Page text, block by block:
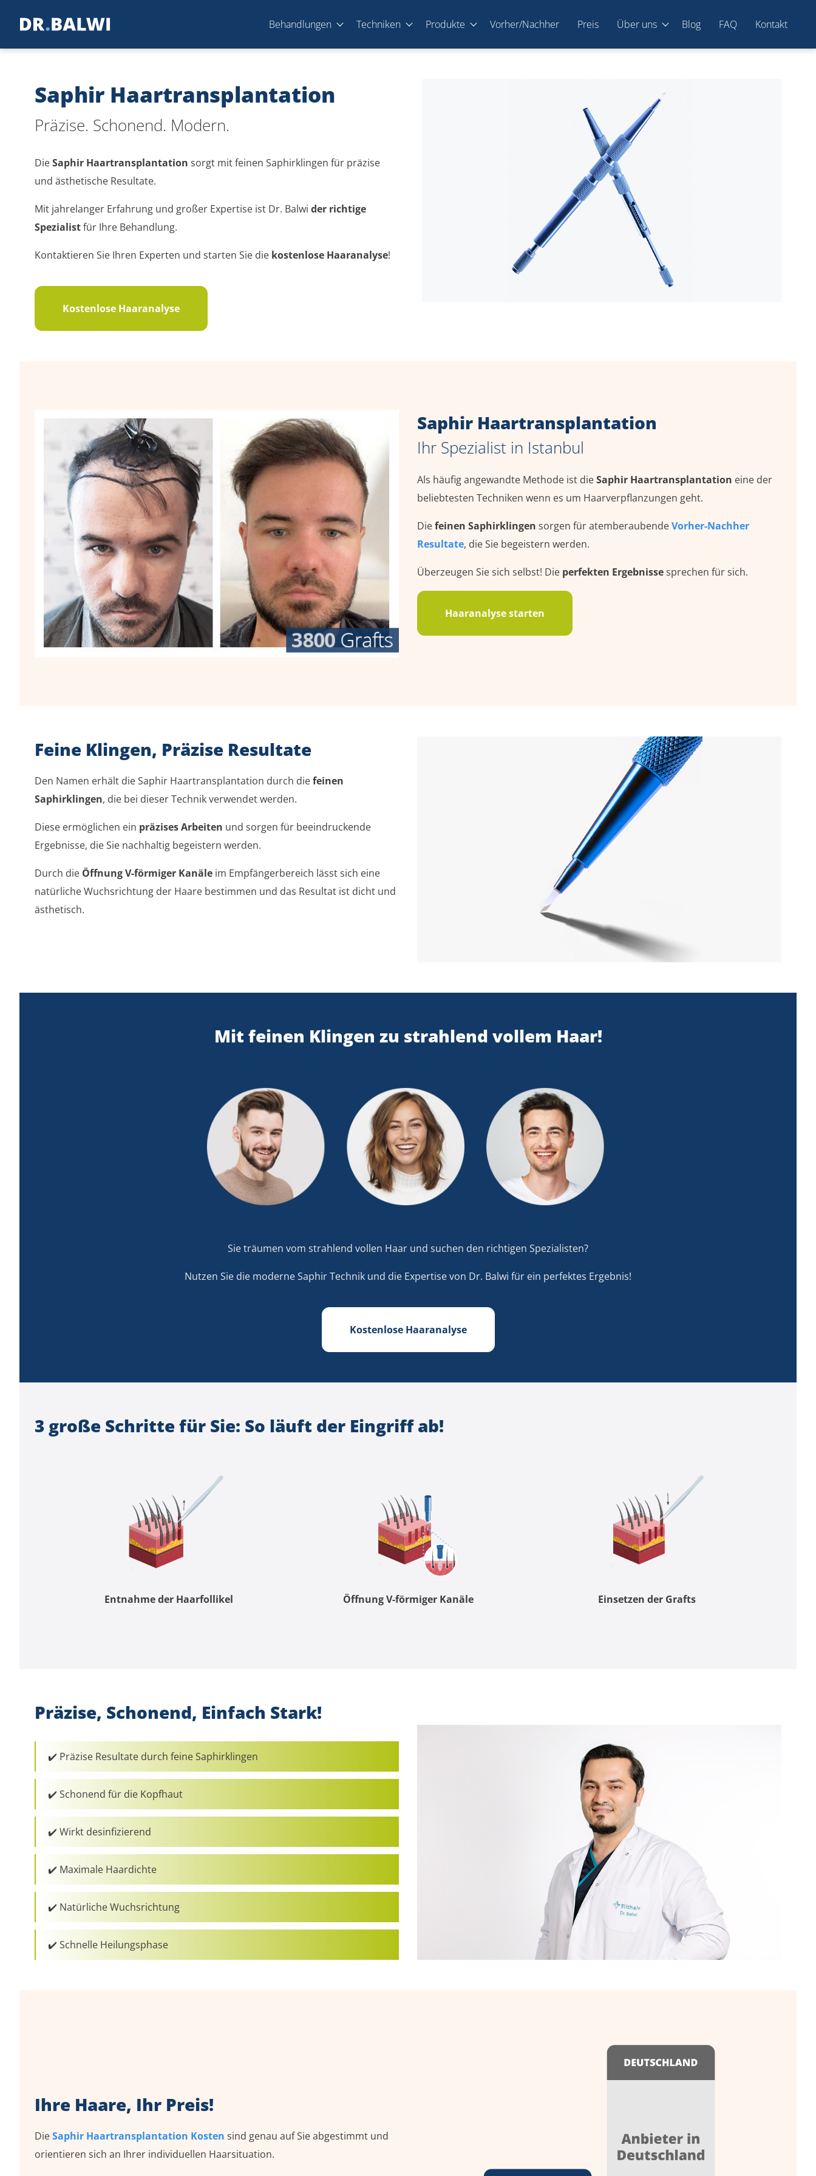
Behandlungen Techniken Produkte Vorher/Nachher Preis Über uns Blog FAQ Kontakt
Saphir Haartransplantation
Präzise. Schonend. Modern.
DieSaphir Haartransplantation sorgt mit feinen Saphirklingen für präzise
und ästhetische Resultate.
Mit jahrelanger Erfahrung und großer Expertise ist Dr. Balwi der richtige
Spezialistfür Ihre Behandlung.
Kontaktieren Sie Ihren Experten und starten Sie die kostenlose Haaranalyse!
Kostenlose Haaranalyse
Saphir Haartransplantation
Ihr Spezialist in Istanbul
Als häufig angewandte Methode ist dieSaphir Haartransplantation eine der
beliebtesten Techniken wenn es um Haarverpflanzungen geht.
Diefeinen Saphirklingen sorgen für atemberaubendeVorher-Nachher
Resultate, die Sie begeistern werden.
Überzeugen Sie sich selbst! Die perfekten Ergebnissesprechen für sich.
Haaranalyse starten
Feine Klingen, Präzise Resultate
Den Namen erhält die Saphir Haartransplantation durch diefeinen
Saphirklingen, die bei dieser Technik verwendet werden.
Diese ermöglichen ein präzises Arbeiten und sorgen für beeindruckende
Ergebnisse, die Sie nachhaltig begeistern werden.
Durch die Öffnung V-förmiger Kanäle im Empfängerbereich lässt sich eine
natürliche Wuchsrichtung der Haare bestimmen und das Resultat ist dicht und
ästhetisch.
Mit feinen Klingen zu strahlend vollem Haar!
Sie träumen vom strahlend vollen Haar und suchen den richtigen Spezialisten?
Nutzen Sie die moderne Saphir Technik und die Expertise von Dr. Balwi für ein perfektes Ergebnis!
Kostenlose Haaranalyse
3 große Schritte für Sie: So läuft der Eingriff ab!
Entnahme der Haarfollikel Öffnung V-förmiger Kanäle Einsetzen der Grafts
Präzise, Schonend, Einfach Stark!
✔️ Präzise Resultate durch feine Saphirklingen
✔️ Schonend für die Kopfhaut
✔️ Wirkt desinfizierend
✔️ Maximale Haardichte
✔️ Natürliche Wuchsrichtung
✔️ Schnelle Heilungsphase
Ihre Haare, Ihr Preis!
DieSaphir Haartransplantation Kosten sind genau auf Sie abgestimmt und
orientieren sich an Ihrer individuellen Haarsituation.